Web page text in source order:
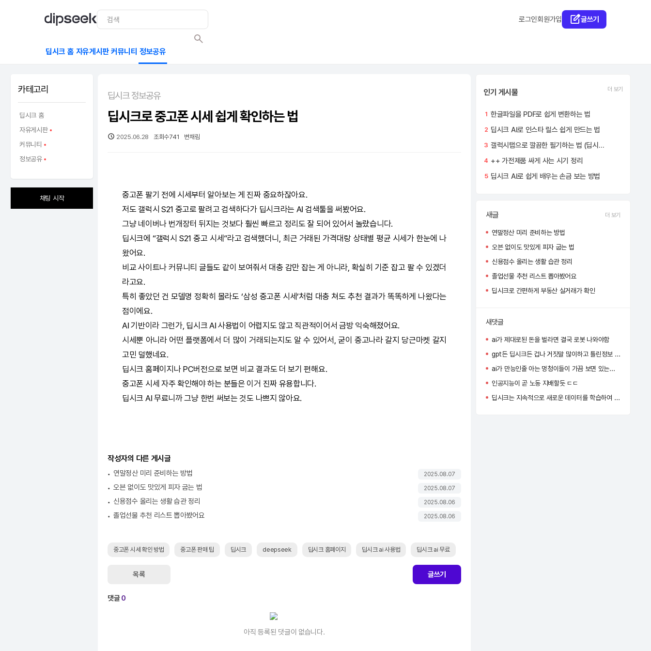
로그인회원가입 글쓰기
딥시크 홈 자유게시판 커뮤니티 정보공유
카테고리
딥시크 홈
자유게시판
커뮤니티
정보공유
채팅 시작
딥시크 정보공유
딥시크로 중고폰 시세 쉽게 확인하는 법
2025.06.28 조회수741 변채림
중고폰 팔기 전에 시세부터 알아보는 게 진짜 중요하잖아요.
저도 갤럭시 S21 중고로 팔려고 검색하다가 딥시크라는 AI 검색툴을 써봤어요.
그냥 네이버나 번개장터 뒤지는 것보다 훨씬 빠르고 정리도 잘 되어 있어서 놀랐습니다.
딥시크에 “갤럭시 S21 중고 시세”라고 검색했더니, 최근 거래된 가격대랑 상태별 평균 시세가 한눈에 나
왔어요.
비교 사이트나 커뮤니티 글들도 같이 보여줘서 대충 감만 잡는 게 아니라, 확실히 기준 잡고 팔 수 있겠더
라고요.
특히 좋았던 건 모델명 정확히 몰라도 ‘삼성 중고폰 시세’처럼 대충 쳐도 추천 결과가 똑똑하게 나왔다는
점이에요.
AI 기반이라 그런가, 딥시크 AI 사용법이 어렵지도 않고 직관적이어서 금방 익숙해졌어요.
시세뿐 아니라 어떤 플랫폼에서 더 많이 거래되는지도 알 수 있어서, 굳이 중고나라 갈지 당근마켓 갈지
고민 덜했네요.
딥시크 홈페이지나 PC버전으로 보면 비교 결과도 더 보기 편해요.
중고폰 시세 자주 확인해야 하는 분들은 이거 진짜 유용합니다.
딥시크 AI 무료니까 그냥 한번 써보는 것도 나쁘지 않아요.
작성자의 다른 게시글
연말정산 미리 준비하는 방법 2025.08.07
오븐 없이도 맛있게 피자 굽는 법 2025.08.07
신용점수 올리는 생활 습관 정리 2025.08.06
졸업선물 추천 리스트 뽑아봤어요 2025.08.06
중고폰 시세 확인 방법 중고폰 판매 팁 딥시크 deepseek 딥시크 홈페이지 딥시크 ai 사용법 딥시크 ai 무료
목록 글쓰기
댓글0
아직 등록된 댓글이 없습니다.
인기 게시물 더 보기
1 한글파일을 PDF로 쉽게 변환하는 법
2 딥시크 AI로 인스타 릴스 쉽게 만드는 법
3 갤럭시탭으로 깔끔한 필기하는 법 (딥시크 AI 활용)
4 ++ 가전제품 싸게 사는 시기 정리
5 딥시크 AI로 쉽게 배우는 손금 보는 방법
새글 더 보기
연말정산 미리 준비하는 방법
오븐 없이도 맛있게 피자 굽는 법
신용점수 올리는 생활 습관 정리
졸업선물 추천 리스트 뽑아봤어요
딥시크로 간편하게 부동산 실거래가 확인
새댓글
ai가 제대로된 돈을 벌라면 결국 로봇 나와야함
gpt든 딥시크든 겁나 거짓말 많이하고 틀린정보 줘서 별로임
ai가 만능인줄 아는 멍청이들이 가끔 보면 있는데 사람 지능이 엄청 똑똑한걸 알아야한다
인공지능이 곧 노동 지배할듯 ㄷㄷ
딥시크는 지속적으로 새로운 데이터를 학습하여 자신의 성능을 얼마나 개선하고 있어?